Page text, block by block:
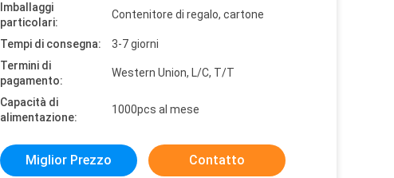
Imballaggi
particolari:
Contenitore di regalo, cartone
Tempi di consegna:
3-7 giorni
Termini di
pagamento:
Western Union, L/C, T/T
Capacità di
alimentazione:
1000pcs al mese
Miglior Prezzo Contatto